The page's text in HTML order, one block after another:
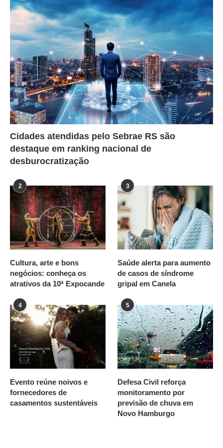
Cidades atendidas pelo Sebrae RS são
destaque em ranking nacional de
desburocratização
2
Cultura, arte e bons
negócios: conheça os
atrativos da 10ª Expocande
3
Saúde alerta para aumento
de casos de síndrome
gripal em Canela
4
Evento reúne noivos e
fornecedores de
casamentos sustentáveis
5
Defesa Civil reforça
monitoramento por
previsão de chuva em
Novo Hamburgo